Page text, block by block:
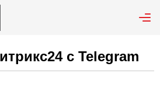
с Telegram